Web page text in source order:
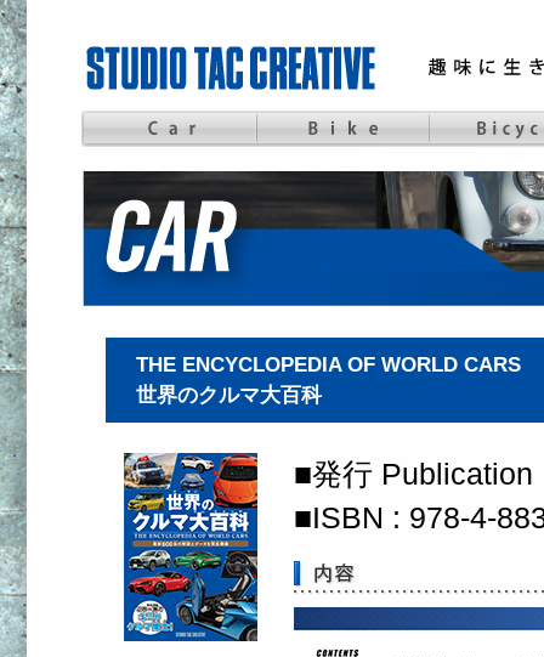
THE ENCYCLOPEDIA OF WORLD CARS
世界のクルマ大百科
■発行
■ISBN : 978-4-